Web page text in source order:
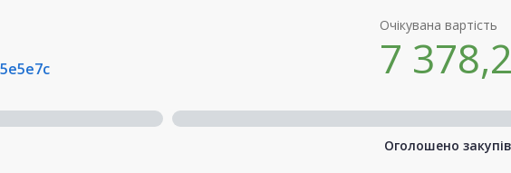
Очікувана вартість
7
Оголошено